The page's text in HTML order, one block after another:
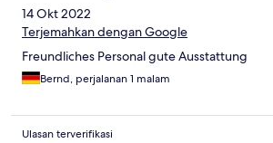
14 Okt 2022
Terjemahkan dengan Google
Freundliches Personal gute Ausstattung
Bernd, perjalanan 1 malam
Ulasan terverifikasi